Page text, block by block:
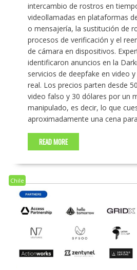
intercambio de rostros en
videollamadas en plataformas
o mensajería, la sustitución de
procesos de verificación y el
de cámara en dispositivos.
identificaron anuncios en la
servicios de deepfake en video
real. Los precios parten desde
video falso y 30 dólares por un
manipulado, es decir, lo que
aproximadamente una cena
READ MORE
Chile